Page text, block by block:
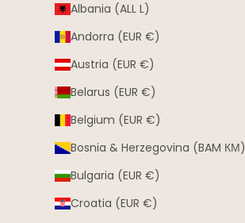
Albania (ALL L)
Andorra (EUR €)
Austria (EUR €)
Belarus (EUR €)
Belgium (EUR €)
Bosnia & Herzegovina (BAM КМ)
Bulgaria (EUR €)
Croatia (EUR €)